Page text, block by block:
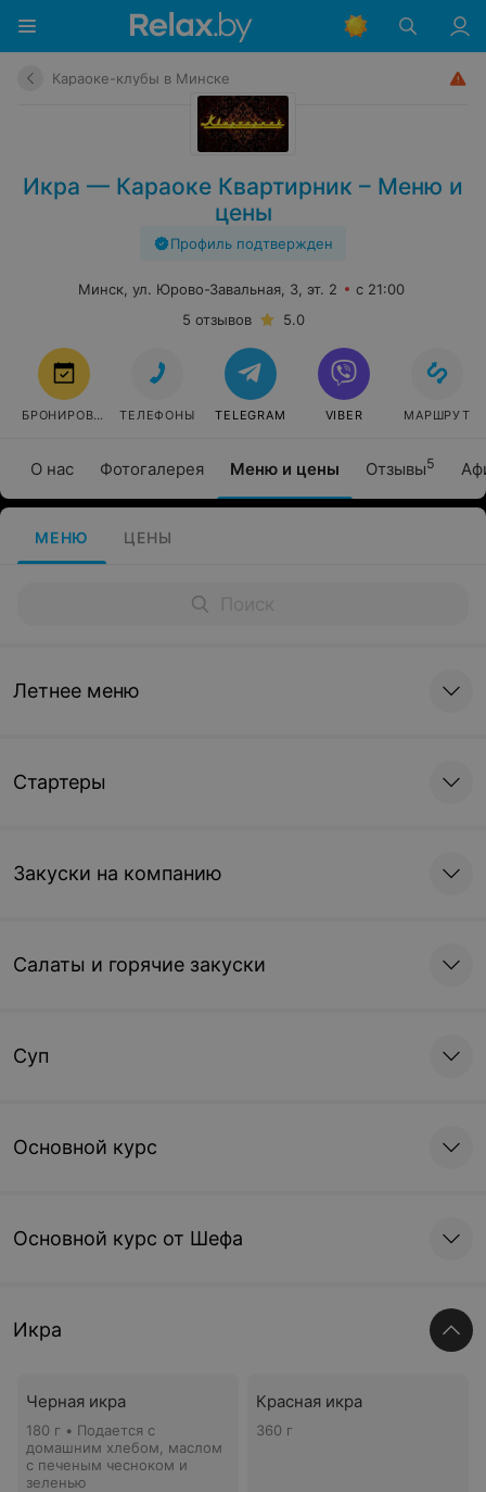
Караоке-клубы в Минске
Икра — Караоке Квартирник – Меню и
цены
Профиль подтвержден
О нас Фотогалерея Меню и цены Отзывы5
Минск, ул. Юрово-Завальная, 3, эт. 2
с 21:00
5 отзывов
5.0
БРОНИРОВАТЬ ТЕЛЕФОНЫ TELEGRAM VIBER МАРШРУТ
МЕНЮ ЦЕНЫ
Летнее меню
Стартеры
Закуски на компанию
Салаты и горячие закуски
Суп
Основной курс
Основной курс от Шефа
Икра
Черная икра
180 г • Подается с
домашним хлебом, маслом
с печеным чесноком и
зеленью
Красная икра
360 г